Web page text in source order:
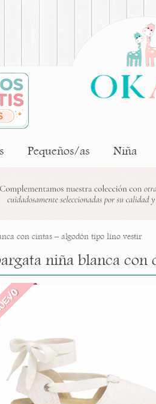
Pequeños/as Niña
con cintas – algodón tipo lino vestir
niña blanca con